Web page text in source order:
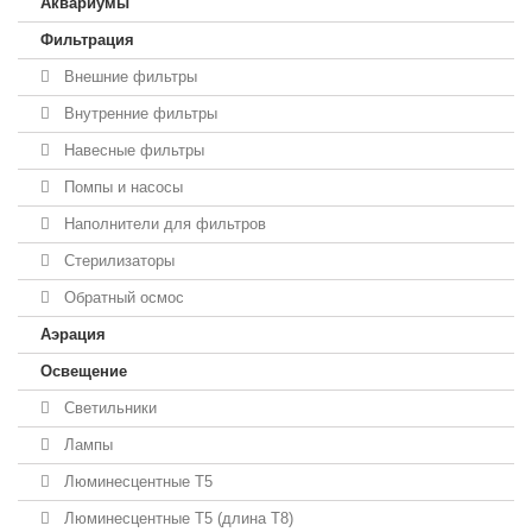
Фильтрация
Внешние фильтры
Внутренние фильтры
Навесные фильтры
Помпы и насосы
Наполнители для фильтров
Стерилизаторы
Обратный осмос
Аэрация
Освещение
Светильники
Лампы
Люминесцентные T5
Люминесцентные T5 (длина T8)